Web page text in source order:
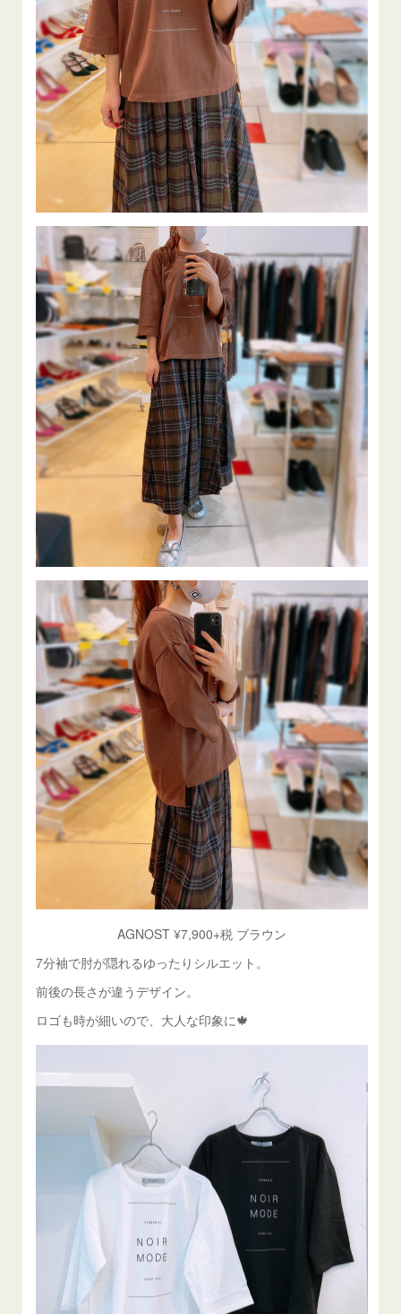
AGNOST ¥7,900+税 ブラウン
7分袖で肘が隠れるゆったりシルエット。
前後の長さが違うデザイン。
ロゴも時が細いので、大人な印象に🍁